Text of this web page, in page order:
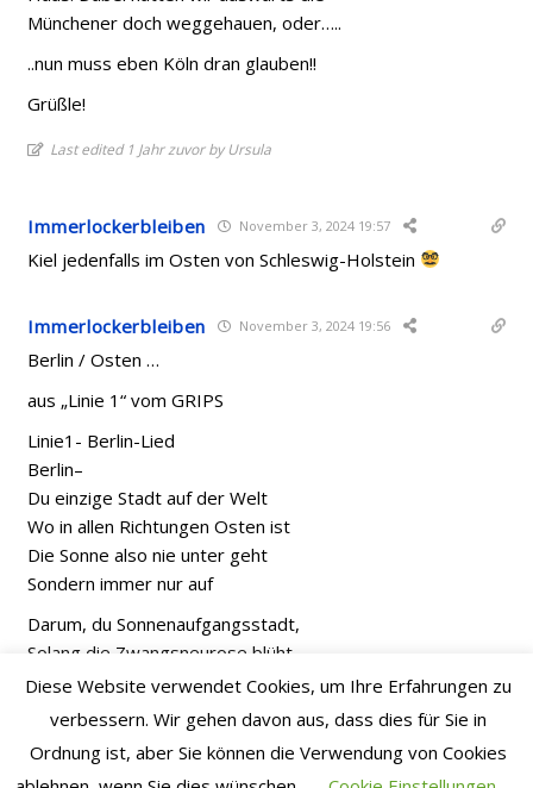
Münchener doch weggehauen, oder…..
..nun muss eben Köln dran glauben!!
Grüßle!
Last edited 1 Jahr zuvor by Ursula
Immerlockerbleiben November 3, 2024 19:57
Kiel jedenfalls im Osten von Schleswig-Holstein
Immerlockerbleiben November 3, 2024 19:56
Berlin / Osten …
aus „Linie 1“ vom GRIPS
Linie1- Berlin-Lied
Berlin–
Du einzige Stadt auf der Welt
Wo in allen Richtungen Osten ist
Die Sonne also nie unter geht
Sondern immer nur auf
Darum, du Sonnenaufgangsstadt,
Solang die Zwangsneurose blüht
Sing ich dein Lied, Berlin
Sing ich dein Lied
Du Parasiten-Paradies
aus Subvention und Abschreibkies
Diese Website verwendet Cookies, um Ihre Erfahrungen zu
verbessern. Wir gehen davon aus, dass dies für Sie in
Ordnung ist, aber Sie können die Verwendung von Cookies